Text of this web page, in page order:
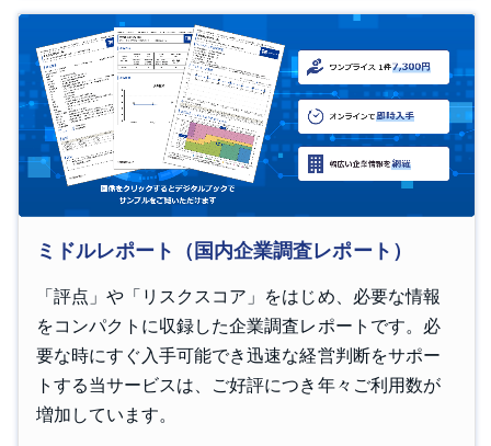
ミドルレポート（国内企業調査レポート）
「評点」や「リスクスコア」をはじめ、必要な情報
をコンパクトに収録した企業調査レポートです。必
要な時にすぐ入手可能でき迅速な経営判断をサポー
トする当サービスは、ご好評につき年々ご利用数が
増加しています。